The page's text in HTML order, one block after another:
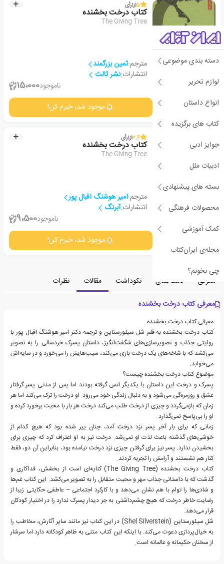
دسته بندی موضوعی
لوازم تحریر
انواع داستان
کتاب های برگزیده
جوایز ادبی
ادبیات ملل
بسته های پیشنهادی
محصولات فرهنگی
کمک آموزشی
مجله‌ی ایران‌کتاب
چی بخونم؟
5از1رأی
کتاب درخت بخشنده
The Giving Tree
مترجم:ثمین بزرگمند
انتشارات:نشر ثالث
ناموجود15،000
جزئیات موجود شد، خبرم کن!
3.4از1رأی
کتاب درخت بخشنده
The Giving Tree
مترجم:امیر هوشنگ اقبال پور
انتشارات:آبرنگ
ناموجود9،500
موجود شد، خبرم کن!
معرفی دسته‌بندی نکوداشت مقالات
نظرات
معرفی کتاب درخت بخشنده
معرفی کتاب درخت بخشنده
کتاب درخت بخشنده به قلم شل سیلورستاین و ترجمه دکتر امیر هوشنگ اقبال پور با
روایتی جذاب و تصویرسازی‌های شگفت‌انگیز، داستان پسرک خردسالی را به تصویر
می‌کشد که با شاخه‌های یک درخت بازی می‌کند، سیب‌هایش را می‌خورد و در سایه‌اش
می‌خوابد.
موضوع کتاب درخت بخشنده چیست؟
پسرک و درخت این داستان با یکدیگر انس گرفته بودند اما پس از مدتی پسر گرفتار
عشق و روزمره‌گی می‌شود و به دنبال زندگی خود می‌رود. او درخت را ترک می‌کند اما هر
زمان که بازمی‌گردد و چیزی از درخت طلب می‌کند درخت هر بار با محبت برخورد کرده و
او را بی‌پاسخ نمی‌گذارد.
زمانی که برای بار آخر پسر نزد درخت آمد، چنان پیر شده بود که هیچ کدام از
خوشی‌های گذشته باعث لذت او نمی‌شد. درخت نیز به او اعتراف کرد که چیزی برای
بخشیدن ندارد. پسر نیز برای گرفتن چیزی نزد درخت نیامده بود، بنابراین آن دو، فقط
کنار هم نشستند و آرامش را تجربه کردند.
کتاب درخت بخشنده (‌The Giving Tree) کنایه‌ای است از بخشش، فداکاری و
گذشت که با داستانی جذاب مهر و محبت متقابل را به تصویر می‌کشد. این کتاب غم‌ها
و شادی‌ها را توام با هم نشان می‌دهد و با کارکرد اجتماعی – عاطفی حکایتی زیبا از
رضایت خاطر درخت که هیچ چشم‌داشتی به جز دیدار پسرک ندارد را در اختیار کودکان
قرار می‌دهد.
شل سیلورستاین (Shel Silverstein) در این کتاب نیز مانند سایر آثارش، مخاطب را
به خیال‌پردازی دعوت می‌کند. با اینکه این کتاب متنی به ظاهر کودکانه دارد اما سرشار
از سخنان حکیمانه و عالمانه‌ است.